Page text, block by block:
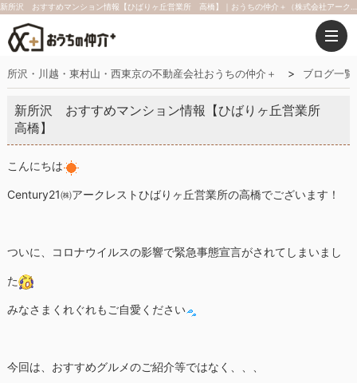
所沢・川越・東村山・西東京の不動産会社おうちの仲介＋ ブログ一覧
新所沢 おすすめマンション情報【ひばりヶ丘営業所
高橋】
こんにちは
Century21㈱アークレストひばりヶ丘営業所の高橋でございます！
ついに、コロナウイルスの影響で緊急事態宣言がされてしまいまし
た
みなさまくれぐれもご自愛ください
今回は、おすすめグルメのご紹介等ではなく、、、